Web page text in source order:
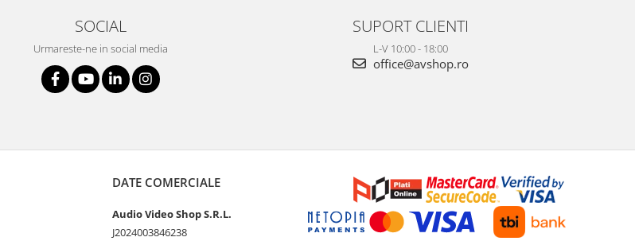
SOCIAL
Urmareste-ne in social media
SUPORT CLIENTI
L-V 10:00 - 18:00
office@avshop.ro
DATE COMERCIALE
Audio Video Shop S.R.L.
J2024003846238